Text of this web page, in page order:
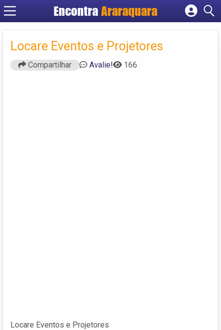
EncontraAraraquara
Cadastrar empresa
Criar conta
Locare Eventos e Projetores
Compartilhar Avalie! 166
Locare Eventos e Projetores